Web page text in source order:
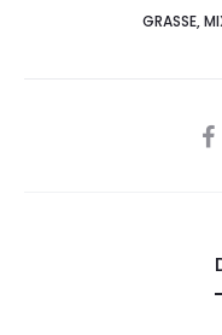
GRASSE,